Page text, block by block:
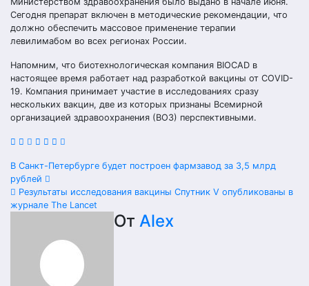
Сегодня препарат включен в методические рекомендации, что
должно обеспечить массовое применение терапии
левилимабом во всех регионах России.
Напомним, что биотехнологическая компания BIOCAD в
настоящее время работает над разработкой вакцины от COVID-
19. Компания принимает участие в исследованиях сразу
нескольких вакцин, две из которых признаны Всемирной
организацией здравоохранения (ВОЗ) перспективными.
Навигация
по
В Санкт-Петербурге будет построен фармзавод за 3,5 млрд
рублей
Результаты исследования вакцины Спутник V опубликованы в
журнале The Lancet
От Alex